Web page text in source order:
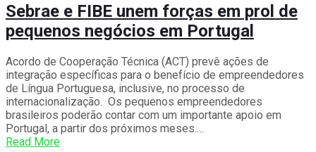
Sebrae e FIBE unem forças em prol de
pequenos negócios em Portugal
Acordo de Cooperação Técnica (ACT) prevê ações de
integração específicas para o benefício de empreendedores
de Língua Portuguesa, inclusive, no processo de
internacionalização. Os pequenos empreendedores
brasileiros poderão contar com um importante apoio em
Portugal, a partir dos próximos meses.…
Read More